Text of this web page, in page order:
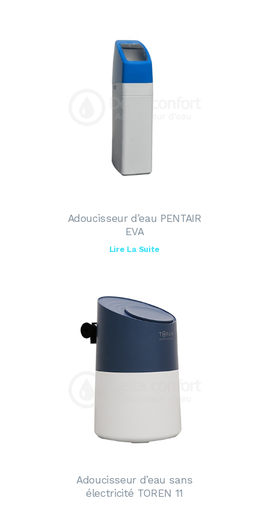
Adoucisseur d’eau PENTAIR
EVA
Lire La Suite
Adoucisseur d’eau sans
électricité TOREN 11